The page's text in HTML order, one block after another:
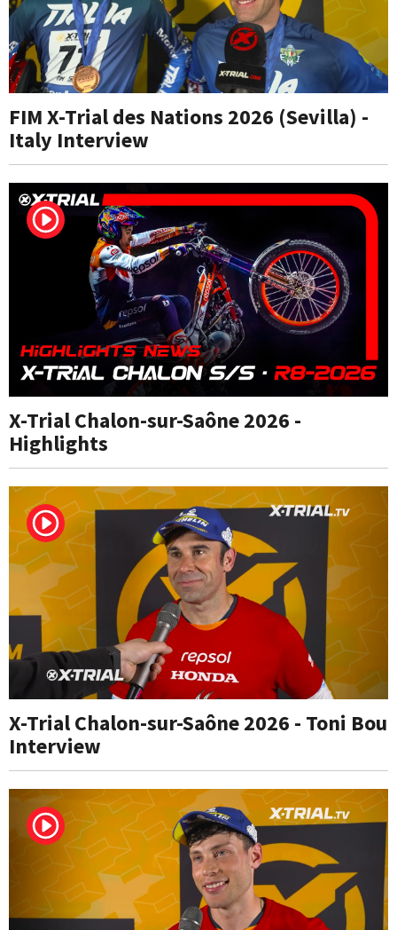
FIM X-Trial des Nations 2026 (Sevilla) -
Italy Interview
X-Trial Chalon-sur-Saône 2026 -
Highlights
X-Trial Chalon-sur-Saône 2026 - Toni Bou
Interview